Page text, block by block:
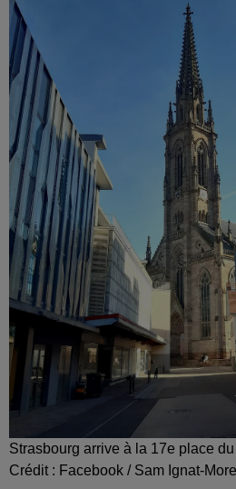
Strasbourg arrive à la 17e place
Crédit : Facebook / Sam Ignat-More